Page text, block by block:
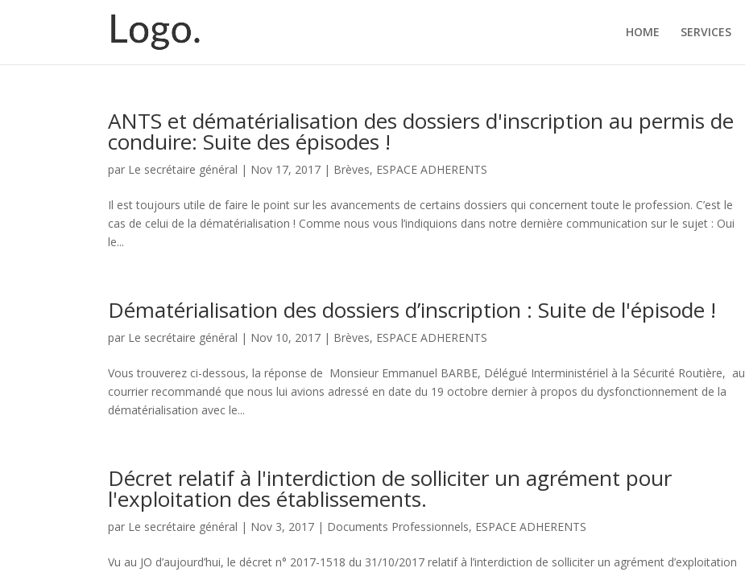
HOME SERVICES
ANTS et dématérialisation des dossiers d'inscription au permis de
conduire: Suite des épisodes !
par Le secrétaire général | Nov 17, 2017 | Brèves, ESPACE ADHERENTS
Il est toujours utile de faire le point sur les avancements de certains dossiers qui concernent toute le profession. C’est le
cas de celui de la dématérialisation ! Comme nous vous l’indiquions dans notre dernière communication sur le sujet : Oui
le...
Dématérialisation des dossiers d’inscription : Suite de l'épisode !
par Le secrétaire général | Nov 10, 2017 | Brèves, ESPACE ADHERENTS
Vous trouverez ci-dessous, la réponse de Monsieur Emmanuel BARBE, Délégué Interministériel à la Sécurité Routière, au
courrier recommandé que nous lui avions adressé en date du 19 octobre dernier à propos du dysfonctionnement de la
dématérialisation avec le...
Décret relatif à l'interdiction de solliciter un agrément pour
l'exploitation des établissements.
par Le secrétaire général | Nov 3, 2017 | Documents Professionnels, ESPACE ADHERENTS
Vu au JO d’aujourd’hui, le décret n° 2017-1518 du 31/10/2017 relatif à l’interdiction de solliciter un agrément d’exploitation